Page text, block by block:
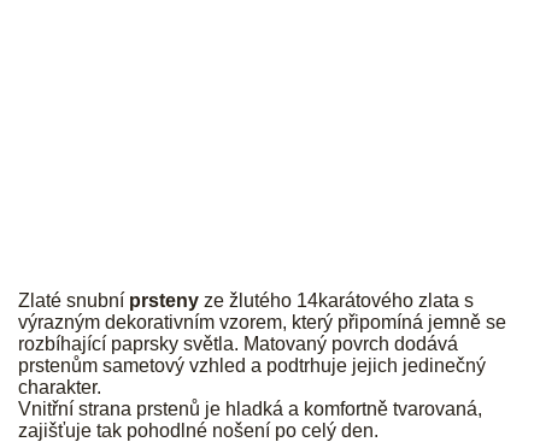
Zlaté snubní prsteny ze žlutého 14karátového zlata s
výrazným dekorativním vzorem, který připomíná jemně se
rozbíhající paprsky světla. Matovaný povrch dodává
prstenům sametový vzhled a podtrhuje jejich jedinečný
charakter.
Vnitřní strana prstenů je hladká a komfortně tvarovaná,
zajišťuje tak pohodlné nošení po celý den.